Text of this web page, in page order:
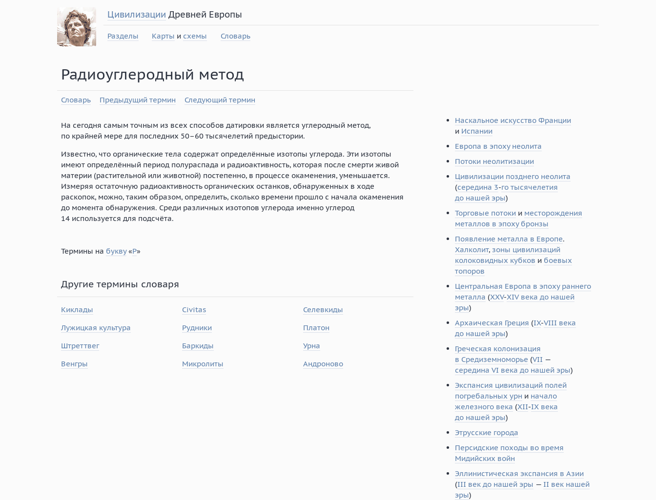
Цивилизации Древней Европы
Разделы Карты и схемы Словарь
Радиоуглеродный метод
Словарь Предыдущий термин Следующий термин
На сегодня самым точным из всех способов датировки является углеродный метод,
по крайней мере для последних 50–60тысячелетий предыстории.
Известно, что органические тела содержат определённые изотопы углерода. Эти изотопы
имеют определённый период полураспада и радиоактивность, которая после смерти живой
материи (растительной или животной) постепенно, в процессе окаменения, уменьшается.
Измеряя остаточную радиоактивность органических останков, обнаруженных в ходе
раскопок, можно, таким образом, определить, сколько времени прошло с начала окаменения
до момента обнаружения. Среди различных изотопов углерода именно углерод
14 используется для подсчёта.
Термины на букву«Р»
Другие термины словаря
Киклады Civitas
Селевкиды
Лужицкая культура
Рудники
Платон
Штреттвег
Баркиды
Урна
Венгры
Микролиты Андроново
Наскальное искусство Франции
и Испании
Европа в эпоху неолита
Потоки неолитизации
Цивилизации позднего неолита
(середина 3-го тысячелетия
до нашей эры)
Торговые потоки и месторождения
металлов в эпоху бронзы
Появление металла в Европе.
Халколит, зоны цивилизаций
колоковидных кубков и боевых
топоров
Центральная Европа в эпоху раннего
металла (XXV-XIV века до нашей
эры)
Архаическая Греция (IX-VIII века
до нашей эры)
Греческая колонизация
в Средиземноморье (VII —
середина VI века до нашей эры)
Экспансия цивилизаций полей
погребальных урн и начало
железного века (XII-IX века
до нашей эры)
Этрусские города
Персидские походы во время
Мидийских войн
Эллинистическая экспансия в Азии
(III век до нашей эры — II век нашей
эры)